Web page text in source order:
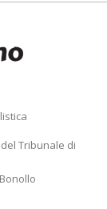
Tribunale di